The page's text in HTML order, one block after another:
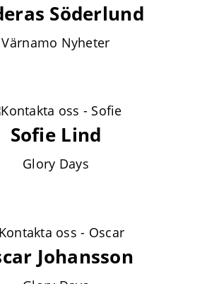
Söderlund
Värnamo Nyheter
Sofie Lind
Glory Days
Johansson